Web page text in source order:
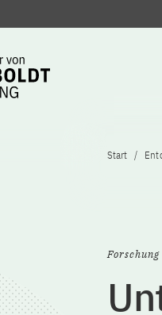
Start